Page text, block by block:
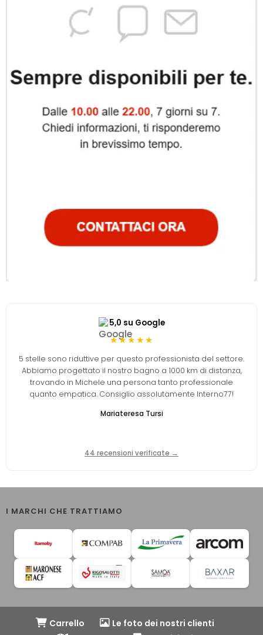
5,0 su Google
★★★★★
5 stelle sono riduttive per questo professionista del settore.
Abbiamo progettato il nostro bagno a 1000 km di distanza,
trovando in Michele una persona tanto professionale
quanto empatica. Consiglio assolutamente Interno77!
Mariateresa Tursi
44 recensioni verificate →
I MARCHI CHE TRATTIAMO
Carrello
Le foto dei nostri clienti